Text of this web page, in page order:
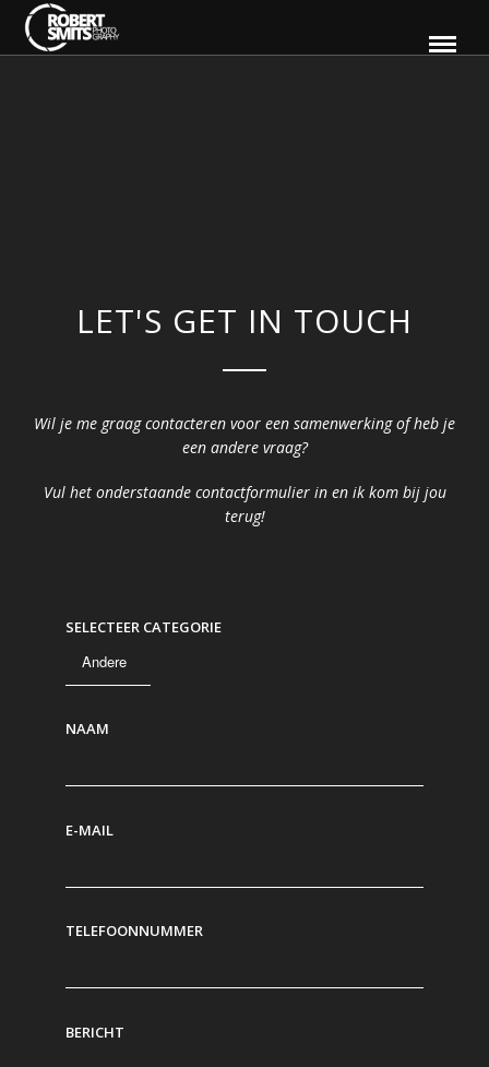
LET'S GET IN TOUCH
Wil je me graag contacteren voor een samenwerking of heb je
een andere vraag?
Vul het onderstaande contactformulier in en ik kom bij jou
terug!
SELECTEER CATEGORIE
NAAM
E-MAIL
TELEFOONNUMMER
BERICHT